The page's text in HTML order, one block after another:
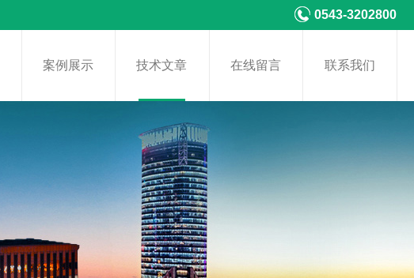
0543-3202800
案例展示 技术文章 在线留言 联系我们